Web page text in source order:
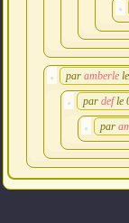
par amberle
par def le
par